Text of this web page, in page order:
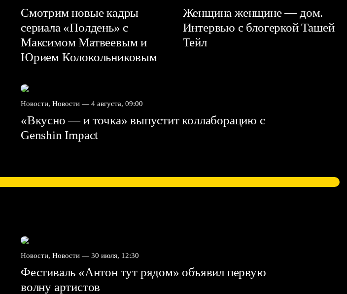
Смотрим новые кадры
сериала «Полдень» с
Максимом Матвеевым и
Юрием Колокольниковым
Женщина женщине — дом.
Интервью с блогеркой Ташей
Тейл
Новости, Новости — 4 августа, 09:00
«Вкусно — и точка» выпустит коллаборацию с
Genshin Impact⁠⁠
Новости, Новости — 30 июля, 12:30
Фестиваль «Антон тут рядом» объявил первую
волну артистов